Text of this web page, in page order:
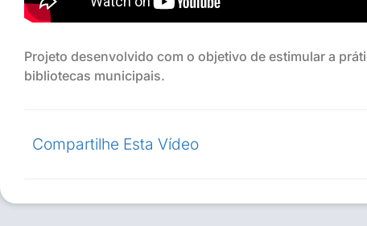
Projeto desenvolvido com o objetivo de estimular a
bibliotecas municipais.
Compartilhe Esta Vídeo